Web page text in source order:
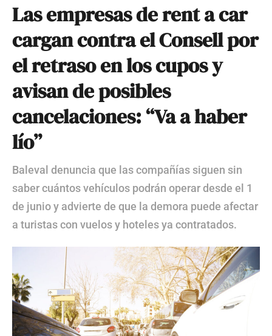
Las empresas de rent a car
cargan contra el Consell por
el retraso en los cupos y
avisan de posibles
cancelaciones: “Va a haber
lío”
Baleval denuncia que las compañías siguen sin
saber cuántos vehículos podrán operar desde el 1
de junio y advierte de que la demora puede afectar
a turistas con vuelos y hoteles ya contratados.